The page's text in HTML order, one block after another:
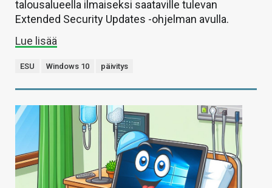
talousalueella ilmaiseksi saataville tulevan
Extended Security Updates -ohjelman avulla.
Lue lisää
ESU Windows 10 päivitys